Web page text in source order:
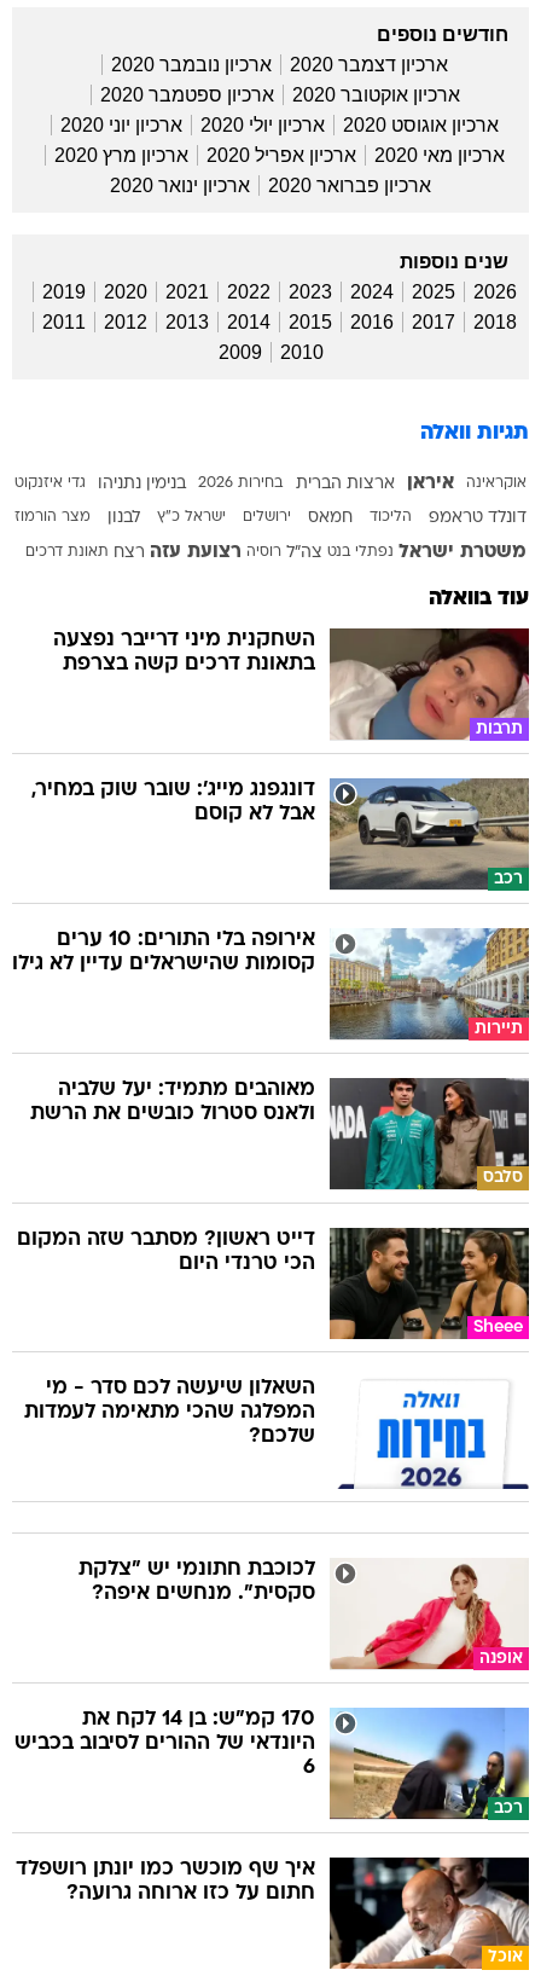
חודשים נוספים
ארכיון דצמבר 2020
ארכיון נובמבר 2020
ארכיון אוקטובר 2020
ארכיון ספטמבר 2020
ארכיון אוגוסט 2020
ארכיון יולי 2020
ארכיון יוני 2020
ארכיון מאי 2020
ארכיון אפריל 2020
ארכיון מרץ 2020
ארכיון פברואר 2020
ארכיון ינואר 2020
שנים נוספות
2026
2025
2024
2023
2022
2021
2020
2019
2018
2017
2016
2015
2014
2013
2012
2011
2010
2009
תגיות וואלה
אוקראינה איראן ארצות הברית בחירות 2026 בנימין נתניהו גדי איזנקוט
דונלד טראמפ הליכוד חמאס ירושלים ישראל כ"ץ לבנון מצר הורמוז
משטרת ישראל נפתלי בנט צה"ל רוסיה רצועת עזה רצח תאונת דרכים
עוד בוואלה
תרבות
השחקנית מיני דרייבר נפצעה
בתאונת דרכים קשה בצרפת
רכב
דונגפנג מייג': שובר שוק במחיר,
אבל לא קוסם
תיירות
אירופה בלי התורים: 10 ערים
קסומות שהישראלים עדיין לא גילו
סלבס
מאוהבים מתמיד: יעל שלביה
ולאנס סטרול כובשים את הרשת
Sheee
דייט ראשון? מסתבר שזה המקום
הכי טרנדי היום
השאלון שיעשה לכם סדר - מי
המפלגה שהכי מתאימה לעמדות
שלכם?
אופנה
לכוכבת חתונמי יש "צלקת
סקסית". מנחשים איפה?
רכב
170 קמ"ש: בן 14 לקח את
היונדאי של ההורים לסיבוב בכביש
6
אוכל
איך שף מוכשר כמו יונתן רושפלד
חתום על כזו ארוחה גרועה?